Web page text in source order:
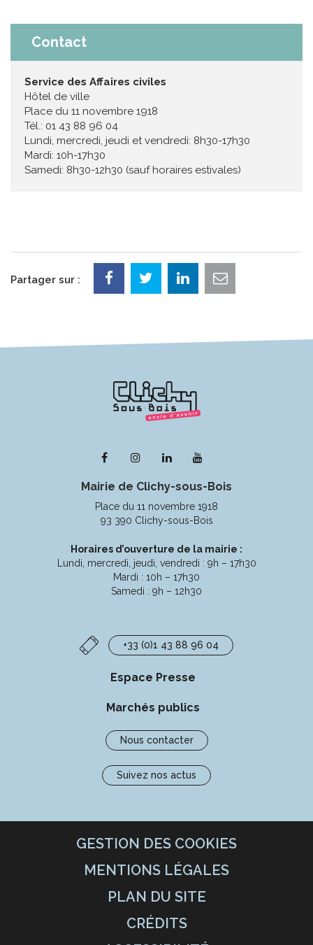
Contact
Service des Affaires civiles
Hôtel de ville
Place du 11 novembre 1918
Tél.: 01 43 88 96 04
Lundi, mercredi, jeudi et vendredi: 8h30-17h30
Mardi: 10h-17h30
Samedi: 8h30-12h30 (sauf horaires estivales)
Partager sur :
Lien
le
compte
Facebook
Lien
le
compte
Instagram
Lien
le
compte
Linkedin
la
chaîne
Youtube
Mairie de Clichy-sous-Bois
Place du 11 novembre 1918
93 390 Clichy-sous-Bois
Horaires d’ouverture de la mairie :
Lundi, mercredi, jeudi, vendredi : 9h – 17h30
Mardi : 10h – 17h30
Samedi : 9h – 12h30
+33 (0)1 43 88 96 04
Espace Presse
Marchés publics
Nous contacter
Suivez nos actus
GESTION DES COOKIES
MENTIONS LÉGALES
PLAN DU SITE
CRÉDITS